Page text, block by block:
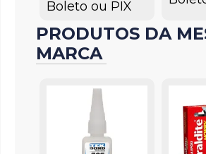
Boleto ou PIX
PRODUTOS DA
MARCA